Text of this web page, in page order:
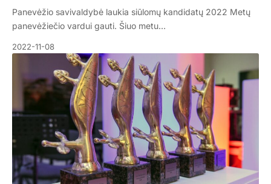
Panevėžio savivaldybė laukia siūlomų kandidatų 2022 Metų
panevėžiečio vardui gauti. Šiuo metu…
2022-11-08